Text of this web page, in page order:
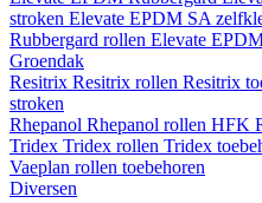
stroken Elevate EPDM SA
Rubbergard rollen Elevate
Groendak
Resitrix Resitrix rollen Resitrix
stroken
Rhepanol Rhepanol rollen HFK
Tridex Tridex rollen Tridex
Vaeplan rollen toebehoren
Diversen